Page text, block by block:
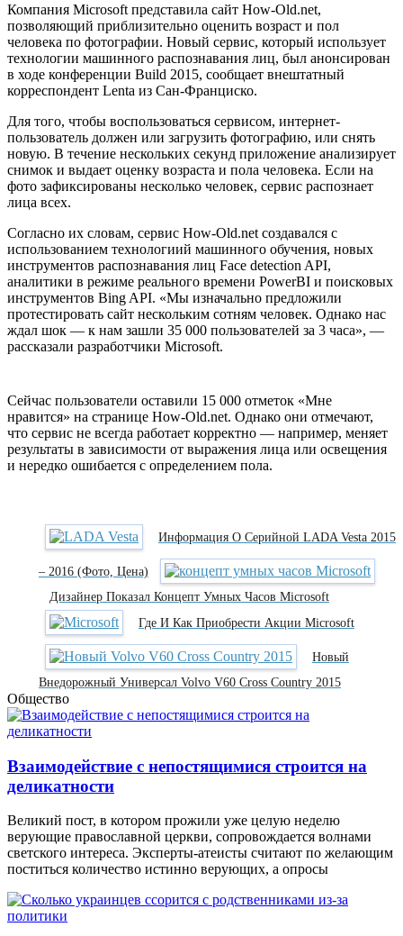
Компания Microsoft представила сайт How-Old.net,
позволяющий приблизительно оценить возраст и пол
человека по фотографии. Новый сервис, который использует
технологии машинного распознавания лиц, был анонсирован
в ходе конференции Build 2015, сообщает внештатный
корреспондент Lenta из Сан-Франциско.
Для того, чтобы воспользоваться сервисом, интернет-
пользователь должен или загрузить фотографию, или снять
новую. В течение нескольких секунд приложение анализирует
снимок и выдает оценку возраста и пола человека. Если на
фото зафиксированы несколько человек, сервис распознает
лица всех.
Согласно их словам, сервис How-Old.net создавался с
использованием технологиий машинного обучения, новых
инструментов распознавания лиц Face detection API,
аналитики в режиме реального времени PowerBI и поисковых
инструментов Bing API. «Мы изначально предложили
протестировать сайт нескольким сотням человек. Однако нас
ждал шок — к нам зашли 35 000 пользователей за 3 часа», —
рассказали разработчики Microsoft.
Сейчас пользователи оставили 15 000 отметок «Мне
нравится» на странице How-Old.net. Однако они отмечают,
что сервис не всегда работает корректно — например, меняет
результаты в зависимости от выражения лица или освещения
и нередко ошибается с определением пола.
Информация О Серийной LADA Vesta 2015
– 2016 (фото, Цена)
Дизайнер Показал Концепт Умных Часов Microsoft
Где И Как Приобрести Акции Microsoft
Новый
Внедорожный Универсал Volvo V60 Cross Country 2015
Общество
Взаимодействие с непостящимися строится на
деликатности
Великий пост, в котором прожили уже целую неделю
верующие православной церкви, сопровождается волнами
светского интереса. Эксперты-атеисты считают по желающим
поститься количество истинно верующих, а опросы